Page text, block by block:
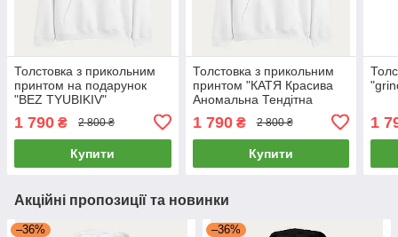
Толстовка з прикольним
принтом на подарунок
"BEZ TYUBIKIV"
1 790 ₴ 2 800 ₴
Купити
Толстовка з прикольним
принтом "КАТЯ Красива
Аномальна Тендітна
1 790₴ 2 800 ₴
Купити
1
Акційні пропозиції та новинки
–36% –36%